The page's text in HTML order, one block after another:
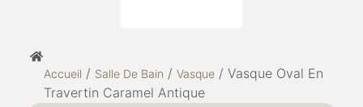
Accueil / Salle De Bain / Vasque/ Vasque Oval En
Travertin Caramel Antique